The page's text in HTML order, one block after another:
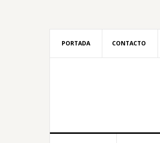
PORTADA CONTACTO